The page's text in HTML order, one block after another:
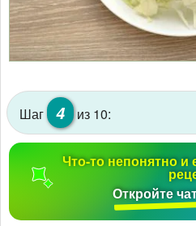
Шаг 4 из 10:
Что-то непонятно
Откройте